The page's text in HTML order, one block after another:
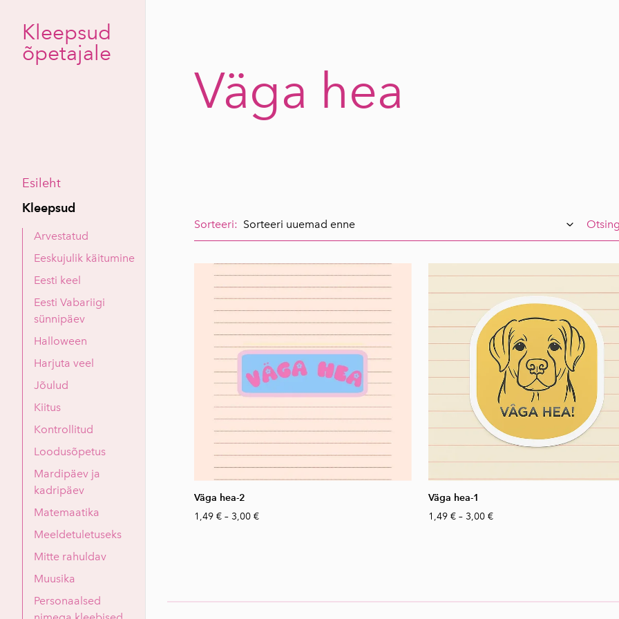
Kleepsud
õpetajale
Esileht
Kleepsud
Arvestatud
Eeskujulik käitumine
Eesti keel
Eesti Vabariigi
sünnipäev
Halloween
Harjuta veel
Jõulud
Kiitus
Kontrollitud
Loodusõpetus
Mardipäev ja
kadripäev
Matemaatika
Meeldetuletuseks
Mitte rahuldav
Muusika
Personaalsed
Väga hea
Sorteeri:
Väga hea-2
1,49 € – 3,00 €
Väga hea-1
1,49 €– 3,00 €